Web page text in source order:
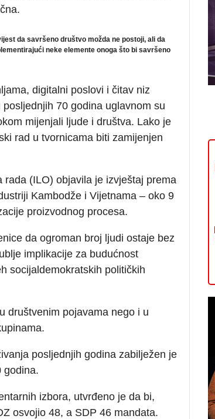
da savršeno društvo možda ne postoji, ali da
neke elemente onoga što bi savršeno
digitalni poslovi i čitav niz
70 godina uglavnom su
mijenjali ljude i društva. Lako je
rad u tvornicama biti zamijenjen
(ILO) objavila je izvještaj prema
Kambodže i Vijetnama – oko 9
proizvodnog procesa.
da ogroman broj ljudi ostaje bez
implikacije za budućnost
socijaldemokratskih političkih
društvenim pojavama nego i u
posljednjih godina zabilježen je
godina.
izbora, utvrđeno je da bi,
osvojio 48, a SDP 46 mandata.